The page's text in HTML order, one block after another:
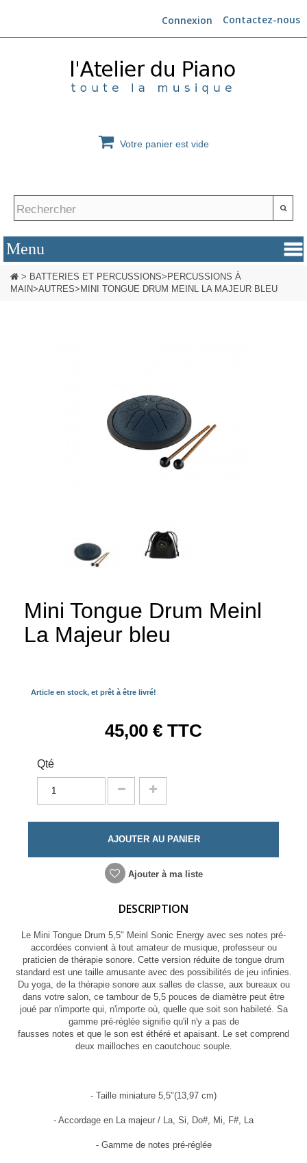
Contactez-nous
Connexion
Votre panier est vide
> BATTERIES ET PERCUSSIONS> PERCUSSIONS À
MAIN>AUTRES> MINI TONGUE DRUM MEINL LA MAJEUR BLEU
Mini Tongue Drum Meinl
La Majeur bleu
Article en stock, et prêt à être livré!
45,00 € TTC
Qté
AJOUTER AU PANIER
Ajouter à ma liste
DESCRIPTION
Le Mini Tongue Drum 5,5" Meinl Sonic Energy avec ses notes pré-
accordées convient à tout amateur de musique, professeur ou
praticien de thérapie sonore. Cette version réduite de tongue drum
standard est une taille amusante avec des possibilités de jeu infinies.
Du yoga, de la thérapie sonore aux salles de classe, aux bureaux ou
dans votre salon, ce tambour de 5,5 pouces de diamètre peut être
joué par n'importe qui, n'importe où, quelle que soit son habileté. Sa
gamme pré-réglée signifie qu'il n'y a pas de
fausses notes et que le son est éthéré et apaisant. Le set comprend
deux mailloches en caoutchouc souple.
- Taille miniature 5,5"(13,97 cm)
- Accordage en La majeur / La, Si, Do#, Mi, F#, La
- Gamme de notes pré-réglée